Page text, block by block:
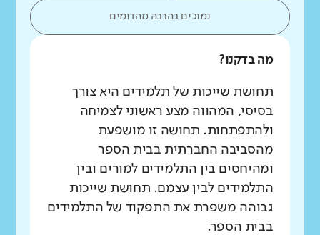
נמוכים בהרבה מהדומים
מה בדקנו?
תחושת שייכות של תלמידים היא צורך
בסיסי, המהווה מצע ראשוני לצמיחה
ולהתפתחות. תחושה זו מושפעת
מהסביבה החברתית בבית הספר
ומהיחסים בין התלמידים למורים ובין
התלמידים לבין עצמם. תחושת שייכות
גבוהה משפרת את התפקוד של התלמידים
בבית הספר.